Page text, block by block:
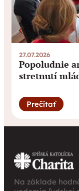
27.07.2026
Popoludnie
stretnutí
Prečítať
Na základe